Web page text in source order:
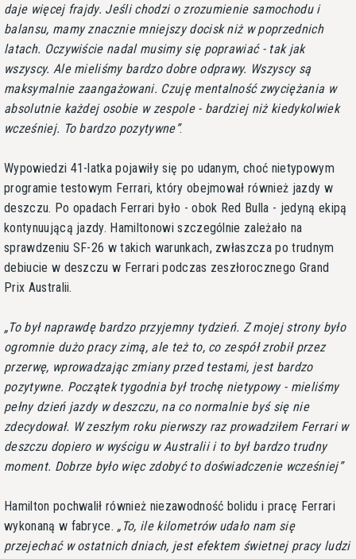
daje więcej frajdy. Jeśli chodzi o zrozumienie samochodu i
balansu, mamy znacznie mniejszy docisk niż w poprzednich
latach. Oczywiście nadal musimy się poprawiać - tak jak
wszyscy. Ale mieliśmy bardzo dobre odprawy. Wszyscy są
maksymalnie zaangażowani. Czuję mentalność zwyciężania w
absolutnie każdej osobie w zespole - bardziej niż kiedykolwiek
wcześniej. To bardzo pozytywne .
Wypowiedzi 41-latka pojawiły się po udanym, choć nietypowym
programie testowym Ferrari, który obejmował również jazdy w
deszczu. Po opadach Ferrari było - obok Red Bulla - jedyną ekipą
kontynuującą jazdy. Hamiltonowi szczególnie zależało na
sprawdzeniu SF-26 w takich warunkach, zwłaszcza po trudnym
debiucie w deszczu w Ferrari podczas zeszłorocznego Grand
Prix Australii.
To był naprawdę bardzo przyjemny tydzień. Z mojej strony było
ogromnie dużo pracy zimą, ale też to, co zespół zrobił przez
przerwę, wprowadzając zmiany przed testami, jest bardzo
pozytywne. Początek tygodnia był trochę nietypowy - mieliśmy
pełny dzień jazdy w deszczu, na co normalnie byś się nie
zdecydował. W zeszłym roku pierwszy raz prowadziłem Ferrari w
deszczu dopiero w wyścigu w Australii i to był bardzo trudny
moment. Dobrze było więc zdobyć to doświadczenie wcześniej
Hamilton pochwalił również niezawodność bolidu i pracę Ferrari
wykonaną w fabryce.
To, ile kilometrów udało nam się
przejechać w ostatnich dniach, jest efektem świetnej pracy ludzi